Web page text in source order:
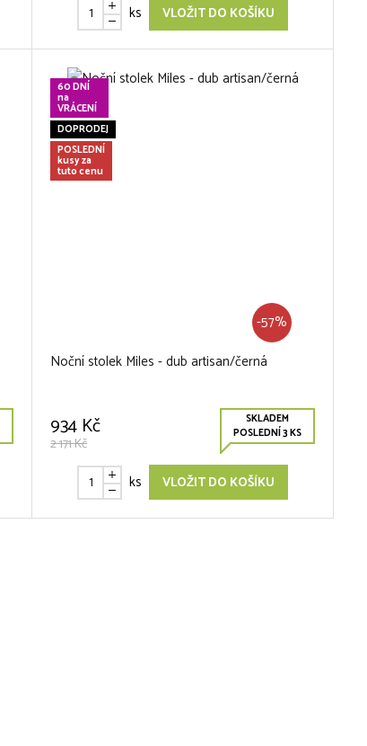
ks VLOŽIT DO KOŠÍKU
60 DNÍ
na
VRÁCENÍ
DOPRODEJ
POSLEDNÍ
kusy za
tuto cenu
-57%
Noční stolek Miles - dub artisan/černá
934 Kč
2 171 Kč
SKLADEM
POSLEDNÍ 3 KS
ks VLOŽIT DO KOŠÍKU